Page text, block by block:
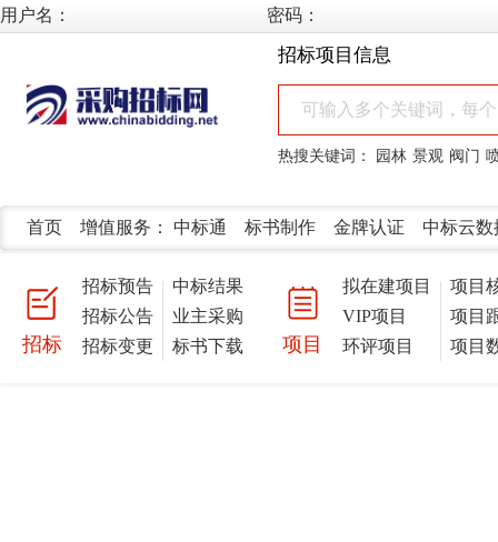
用户名： 密码：
招标项目信息
热搜关键词： 园林 景观 阀门
首页 增值服务： 中标通 标书制作 金牌认证 中标云数
招标
招标预告
招标公告
招标变更
中标结果
业主采购
标书下载
项目
拟在建项目
VIP项目
环评项目
项目
项目
项目